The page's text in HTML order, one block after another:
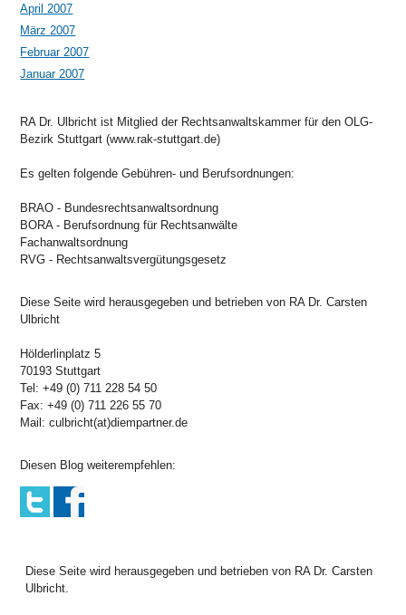
April 2007
März 2007
Februar 2007
Januar 2007
RA Dr. Ulbricht ist Mitglied der Rechtsanwaltskammer für den OLG-
Bezirk Stuttgart (www.rak-stuttgart.de)
Es gelten folgende Gebühren- und Berufsordnungen:
BRAO - Bundesrechtsanwaltsordnung
BORA - Berufsordnung für Rechtsanwälte
Fachanwaltsordnung
RVG - Rechtsanwaltsvergütungsgesetz
Diese Seite wird herausgegeben und betrieben von RA Dr. Carsten
Ulbricht
Hölderlinplatz 5
70193 Stuttgart
Tel: +49 (0) 711 228 54 50
Fax: +49 (0) 711 226 55 70
Mail: culbricht(at)diempartner.de
Diesen Blog weiterempfehlen:
Diese Seite wird herausgegeben und betrieben von RA Dr. Carsten
Ulbricht.